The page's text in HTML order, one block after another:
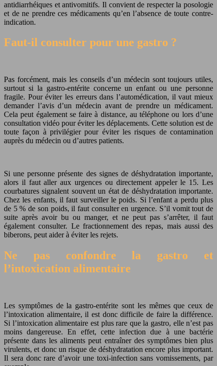
antidiarrhéiques et antivomitifs. Il convient de respecter la posologie
et de ne prendre ces médicaments qu’en l’absence de toute contre-
indication.
Faut-il consulter pour une gastro ?
Pas forcément, mais les conseils d’un médecin sont toujours utiles,
surtout si la gastro-entérite concerne un enfant ou une personne
fragile. Pouréviter les erreurs dans l’automédication, il vaut mieux
demander l’avis d’un médecin avant de prendre un médicament.
Cela peut également se faire à distance, au téléphone ou lors d’une
consultation vidéo pour éviter les déplacements. Cette solution est de
toute façon à privilégier pour éviter les risques de contamination
auprès du médecin ou d’autres patients.
Si une personne présente des signes de déshydratation importante,
alors il faut aller aux urgences ou directement appeler le 15. Les
courbatures signalent souvent un état de déshydratation importante.
Chez les enfants, il faut surveiller le poids. Si l’enfant a perdu plus
de 5 % de son poids, il faut consulter en urgence. S’il vomit tout de
suite après avoir bu ou manger, et ne peut pas s’arrêter, il faut
également consulter. Le fractionnement des repas, mais aussi des
biberons, peut aider à éviter les rejets.
Ne pas confondre la gastro et
l’intoxication alimentaire
Les symptômes de la gastro-entérite sont les mêmes que ceux de
l’intoxication alimentaire, il est donc difficile de faire la différence.
Si l’intoxication alimentaire est plus rare que la gastro, elle n’est pas
moins dangereuse. En effet, cetteinfection due à une bactérie
présente dans les aliments peut entraîner des symptômes bien plus
virulents, et donc un risque de déshydratation encore plus important.
Il sera donc rare d’avoir une toxi-infection sans vomissements, par